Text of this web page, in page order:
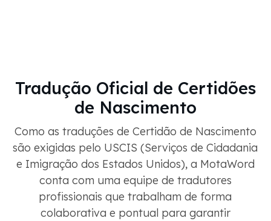
Tradução Oficial de Certidões
de Nascimento
Como as traduções de Certidão de Nascimento
são exigidas pelo USCIS (Serviços de Cidadania
e Imigração dos Estados Unidos), a MotaWord
conta com uma equipe de tradutores
profissionais que trabalham de forma
colaborativa e pontual para garantir